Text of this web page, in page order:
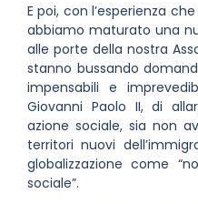
E poi, con l’esperienza
abbiamo maturato una
alle porte della nostra
stanno bussando
impensabili e
Giovanni Paolo II, di
azione sociale, sia non
territori nuovi
globalizzazione come
sociale”.